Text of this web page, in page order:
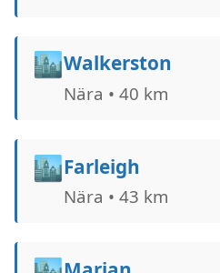
🏙️Walkerston
Nära • 40 km
🏙️Farleigh
Nära • 43 km